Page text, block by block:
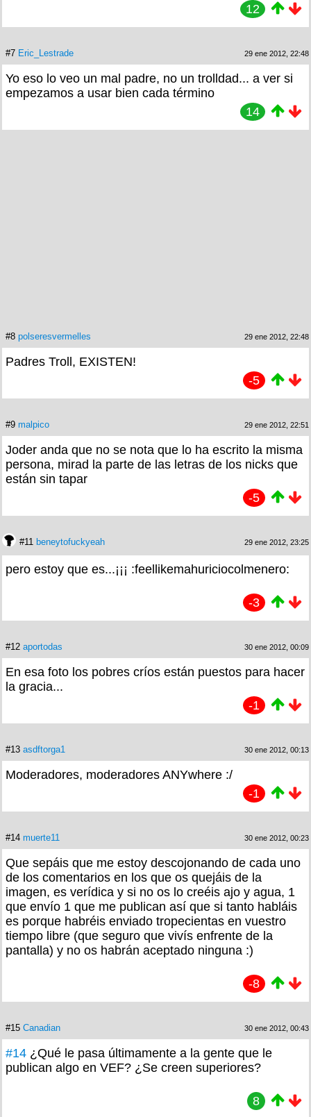
12
#7 Eric_Lestrade 29 ene 2012, 22:48
Yo eso lo veo un mal padre, no un trolldad... a ver si
empezamos a usar bien cada término
14
#8 polseresvermelles 29 ene 2012, 22:48
Padres Troll, EXISTEN!
-5
#9 malpico 29 ene 2012, 22:51
Joder anda que no se nota que lo ha escrito la misma
persona, mirad la parte de las letras de los nicks que
están sin tapar
-5
#11 beneytofuckyeah 29 ene 2012, 23:25
pero estoy que es...¡¡¡ :feellikemahuriciocolmenero:
-3
#12 aportodas 30 ene 2012, 00:09
En esa foto los pobres críos están puestos para hacer
la gracia...
-1
#13 asdftorga1 30 ene 2012, 00:13
Moderadores, moderadores ANYwhere :/
-1
#14 muerte11 30 ene 2012, 00:23
Que sepáis que me estoy descojonando de cada uno
de los comentarios en los que os quejáis de la
imagen, es verídica y si no os lo creéis ajo y agua, 1
que envío 1 que me publican así que si tanto habláis
es porque habréis enviado tropecientas en vuestro
tiempo libre (que seguro que vivís enfrente de la
pantalla) y no os habrán aceptado ninguna :)
-8
#15 Canadian 30 ene 2012, 00:43
#14 ¿Qué le pasa últimamente a la gente que le
publican algo en VEF? ¿Se creen superiores?
8